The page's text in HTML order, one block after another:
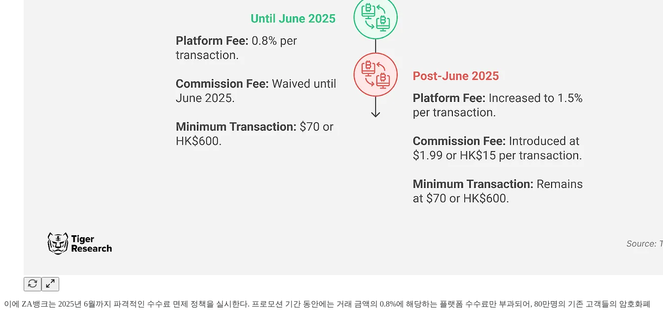
이에 ZA뱅크는 2025년 6월까지 파격적인 수수료 면제 정책을 실시한다. 프로모션 기간 동안에는 거래 금액의 0.8%에 해당하는 플랫폼 수수료만 부과되어, 80만명의 기존 고객들의 암호화폐